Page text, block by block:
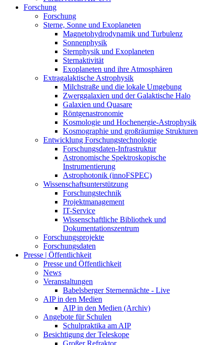
Forschung
Forschung
Sterne, Sonne und Exoplaneten
Magnetohydrodynamik und Turbulenz
Sonnenphysik
Sternphysik und Exoplaneten
Sternaktivität
Exoplaneten und ihre Atmosphären
Extragalaktische Astrophysik
Milchstraße und die lokale Umgebung
Zwerggalaxien und der Galaktische Halo
Galaxien und Quasare
Röntgenastronomie
Kosmologie und Hochenergie-Astrophysik
Kosmographie und großräumige Strukturen
Entwicklung Forschungstechnologie
Forschungsdaten-Infrastruktur
Astronomische Spektroskopische
Instrumentierung
Astrophotonik (innoFSPEC)
Wissenschaftsunterstützung
Forschungstechnik
Projektmanagement
IT-Service
Wissenschaftliche Bibliothek und
Dokumentationszentrum
Forschungsprojekte
Forschungsdaten
Presse | Öffentlichkeit
Presse und Öffentlichkeit
News
Veranstaltungen
Babelsberger Sternennächte - Live
AIP in den Medien
AIP in den Medien (Archiv)
Angebote für Schulen
Schulpraktika am AIP
Besichtigung der Teleskope
Großer Refraktor